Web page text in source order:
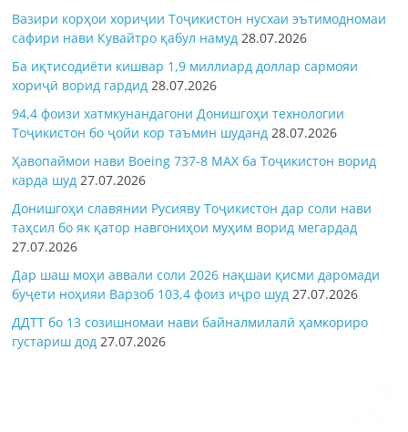
Вазири корҳои хориҷии Тоҷикистон нусхаи эътимодномаи
сафири нави Кувайтро қабул намуд 28.07.2026
Ба иқтисодиёти кишвар 1,9 миллиард доллар сармояи
хориҷӣ ворид гардид 28.07.2026
94,4 фоизи хатмкунандагони Донишгоҳи технологии
Тоҷикистон бо ҷойи кор таъмин шуданд 28.07.2026
Ҳавопаймои нави Boeing 737-8 MAX ба Тоҷикистон ворид
карда шуд 27.07.2026
Донишгоҳи славянии Русияву Тоҷикистон дар соли нави
таҳсил бо як қатор навгониҳои муҳим ворид мегардад
27.07.2026
Дар шаш моҳи аввали соли 2026 нақшаи қисми даромади
буҷети ноҳияи Варзоб 103,4 фоиз иҷро шуд 27.07.2026
ДДТТ бо 13 созишномаи нави байналмилалӣ ҳамкориро
густариш дод 27.07.2026